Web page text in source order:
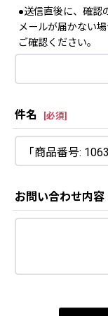
●送信直後に、確認
メールが届かない
ご確認ください。
件名 [必須]
お問い合わせ内容